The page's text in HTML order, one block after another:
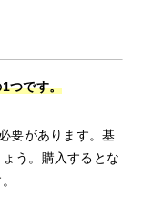
つです。
要があります。基
う。購入するとな